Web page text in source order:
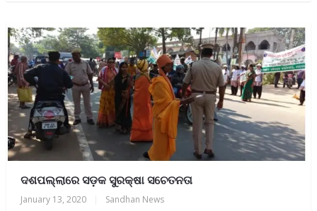
ଦଶପଲ୍ଲାରେ ସଡ଼କ ସୁରକ୍ଷା ସଚେତନତା
January 13, 2020 Sandhan News